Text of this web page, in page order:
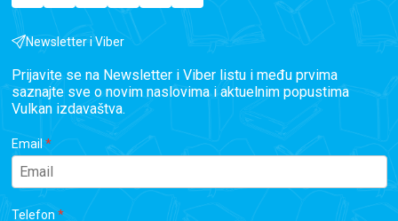
Newsletter i Viber
Prijavite se na Newsletter i Viber listu i među prvima
saznajte sve o novim naslovima i aktuelnim popustima
Vulkan izdavaštva.
Email
Telefon